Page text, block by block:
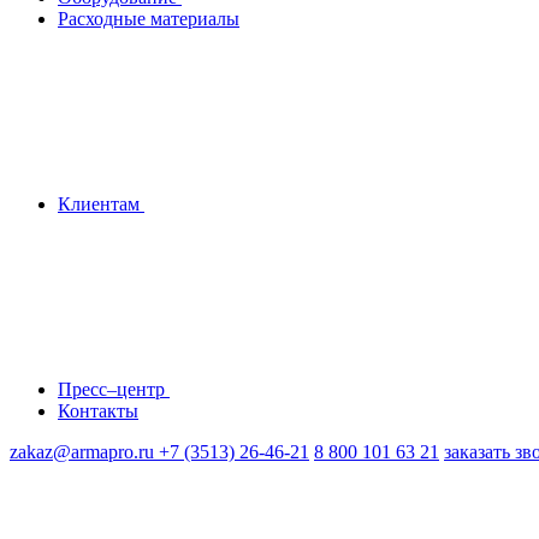
Расходные материалы
Клиентам
Пресс–центр
Контакты
zakaz@armapro.ru +7 (3513) 26-46-21 8 800 101 63 21 заказать